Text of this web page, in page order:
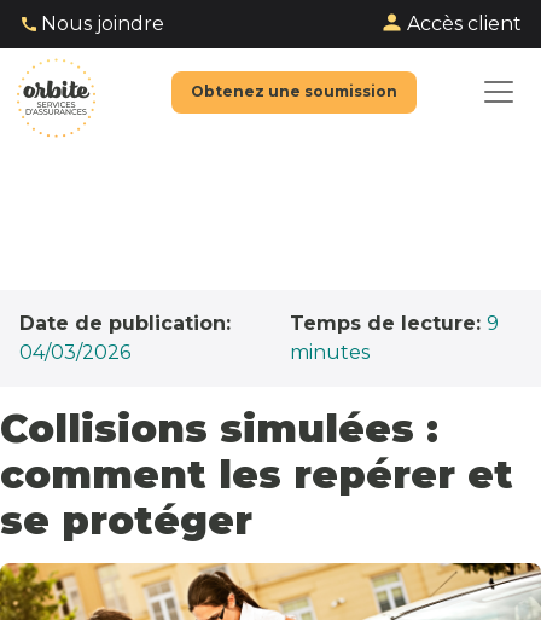
Nous joindre Accès client
Obtenez une soumission
Date de publication:
04/03/2026
Temps de lecture: 9
minutes
Collisions simulées :
comment les repérer et
se protéger